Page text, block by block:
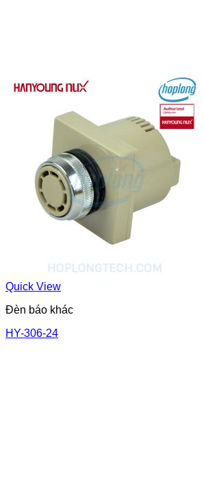
Quick View
Đèn báo khác
HY-306-24